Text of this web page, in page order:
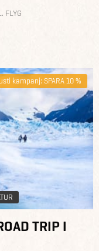
FLYG
kampanj: SPARA 10 %
TRIP I